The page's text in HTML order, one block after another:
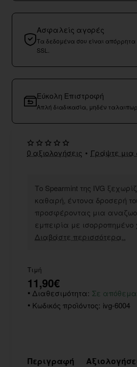
Ασφαλείς αγορές
Τα δεδομένα σου είναι
SSL.
Εύκολη Επιστροφή
Απλή διαδικασία, μηδέν
Το Spearmint της IVG
καθαρή, έντονα δροσερή
προσφέροντας μια
εμπειρία με ισορροπημένο
Διαβάστε περισσότερα..
0 αξιολογήσεις • Γράψτε μια
Τιμή
11,90€
Διαθεσιμότητα: Σε απόθεμα
Κωδικός προϊόντος: ivg-6004
Περιγραφή